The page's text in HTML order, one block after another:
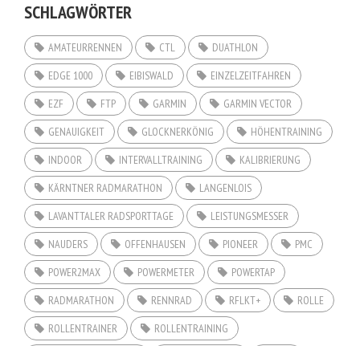
SCHLAGWÖRTER
AMATEURRENNEN CTL
DUATHLON
EDGE 1000
EIBISWALD
EINZELZEITFAHREN
EZF
FTP GARMIN
GARMIN VECTOR
GENAUIGKEIT
GLOCKNERKÖNIG
HÖHENTRAINING
INDOOR
INTERVALLTRAINING
KALIBRIERUNG
KÄRNTNER RADMARATHON
LANGENLOIS
LAVANTTALER RADSPORTTAGE
LEISTUNGSMESSER
NAUDERS
OFFENHAUSEN PIONEER
PMC
POWER2MAX
POWERMETER
POWERTAP
RADMARATHON
RENNRAD RFLKT+
ROLLE
ROLLENTRAINER
ROLLENTRAINING